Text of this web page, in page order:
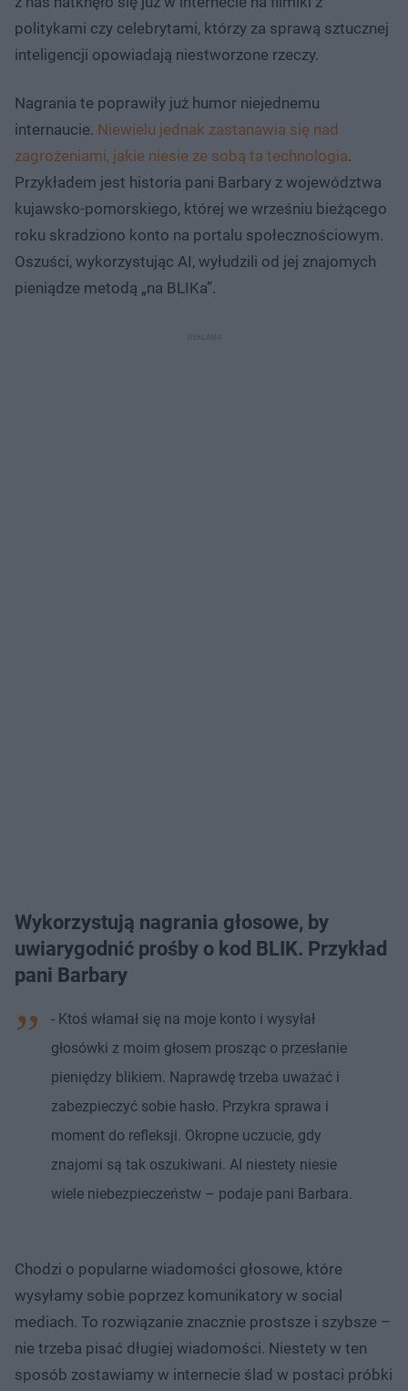
politykami czy celebrytami, którzy za sprawą sztucznej
inteligencji opowiadają niestworzone rzeczy.
Nagrania te poprawiły już humor niejednemu
internaucie. Niewielu jednak zastanawia się nad
zagrożeniami, jakie niesie ze sobą ta technologia.
Przykładem jest historia pani Barbary z województwa
kujawsko-pomorskiego, której we wrześniu bieżącego
roku skradziono konto na portalu społecznościowym.
Oszuści, wykorzystując AI, wyłudzili od jej znajomych
pieniądze metodą „na BLIKa”.
Wykorzystują nagrania głosowe, by
uwiarygodnić prośby o kod BLIK. Przykład
pani Barbary
- Ktoś włamał się na moje konto i wysyłał
głosówki z moim głosem prosząc o przesłanie
pieniędzy blikiem. Naprawdę trzeba uważać i
zabezpieczyć sobie hasło. Przykra sprawa i
moment do refleksji. Okropne uczucie, gdy
znajomi są tak oszukiwani. AI niestety niesie
wiele niebezpieczeństw – podaje pani Barbara.
Chodzi o popularne wiadomości głosowe, które
wysyłamy sobie poprzez komunikatory w social
mediach. To rozwiązanie znacznie prostsze i szybsze –
nie trzeba pisać długiej wiadomości. Niestety w ten
sposób zostawiamy w internecie ślad w postaci próbki